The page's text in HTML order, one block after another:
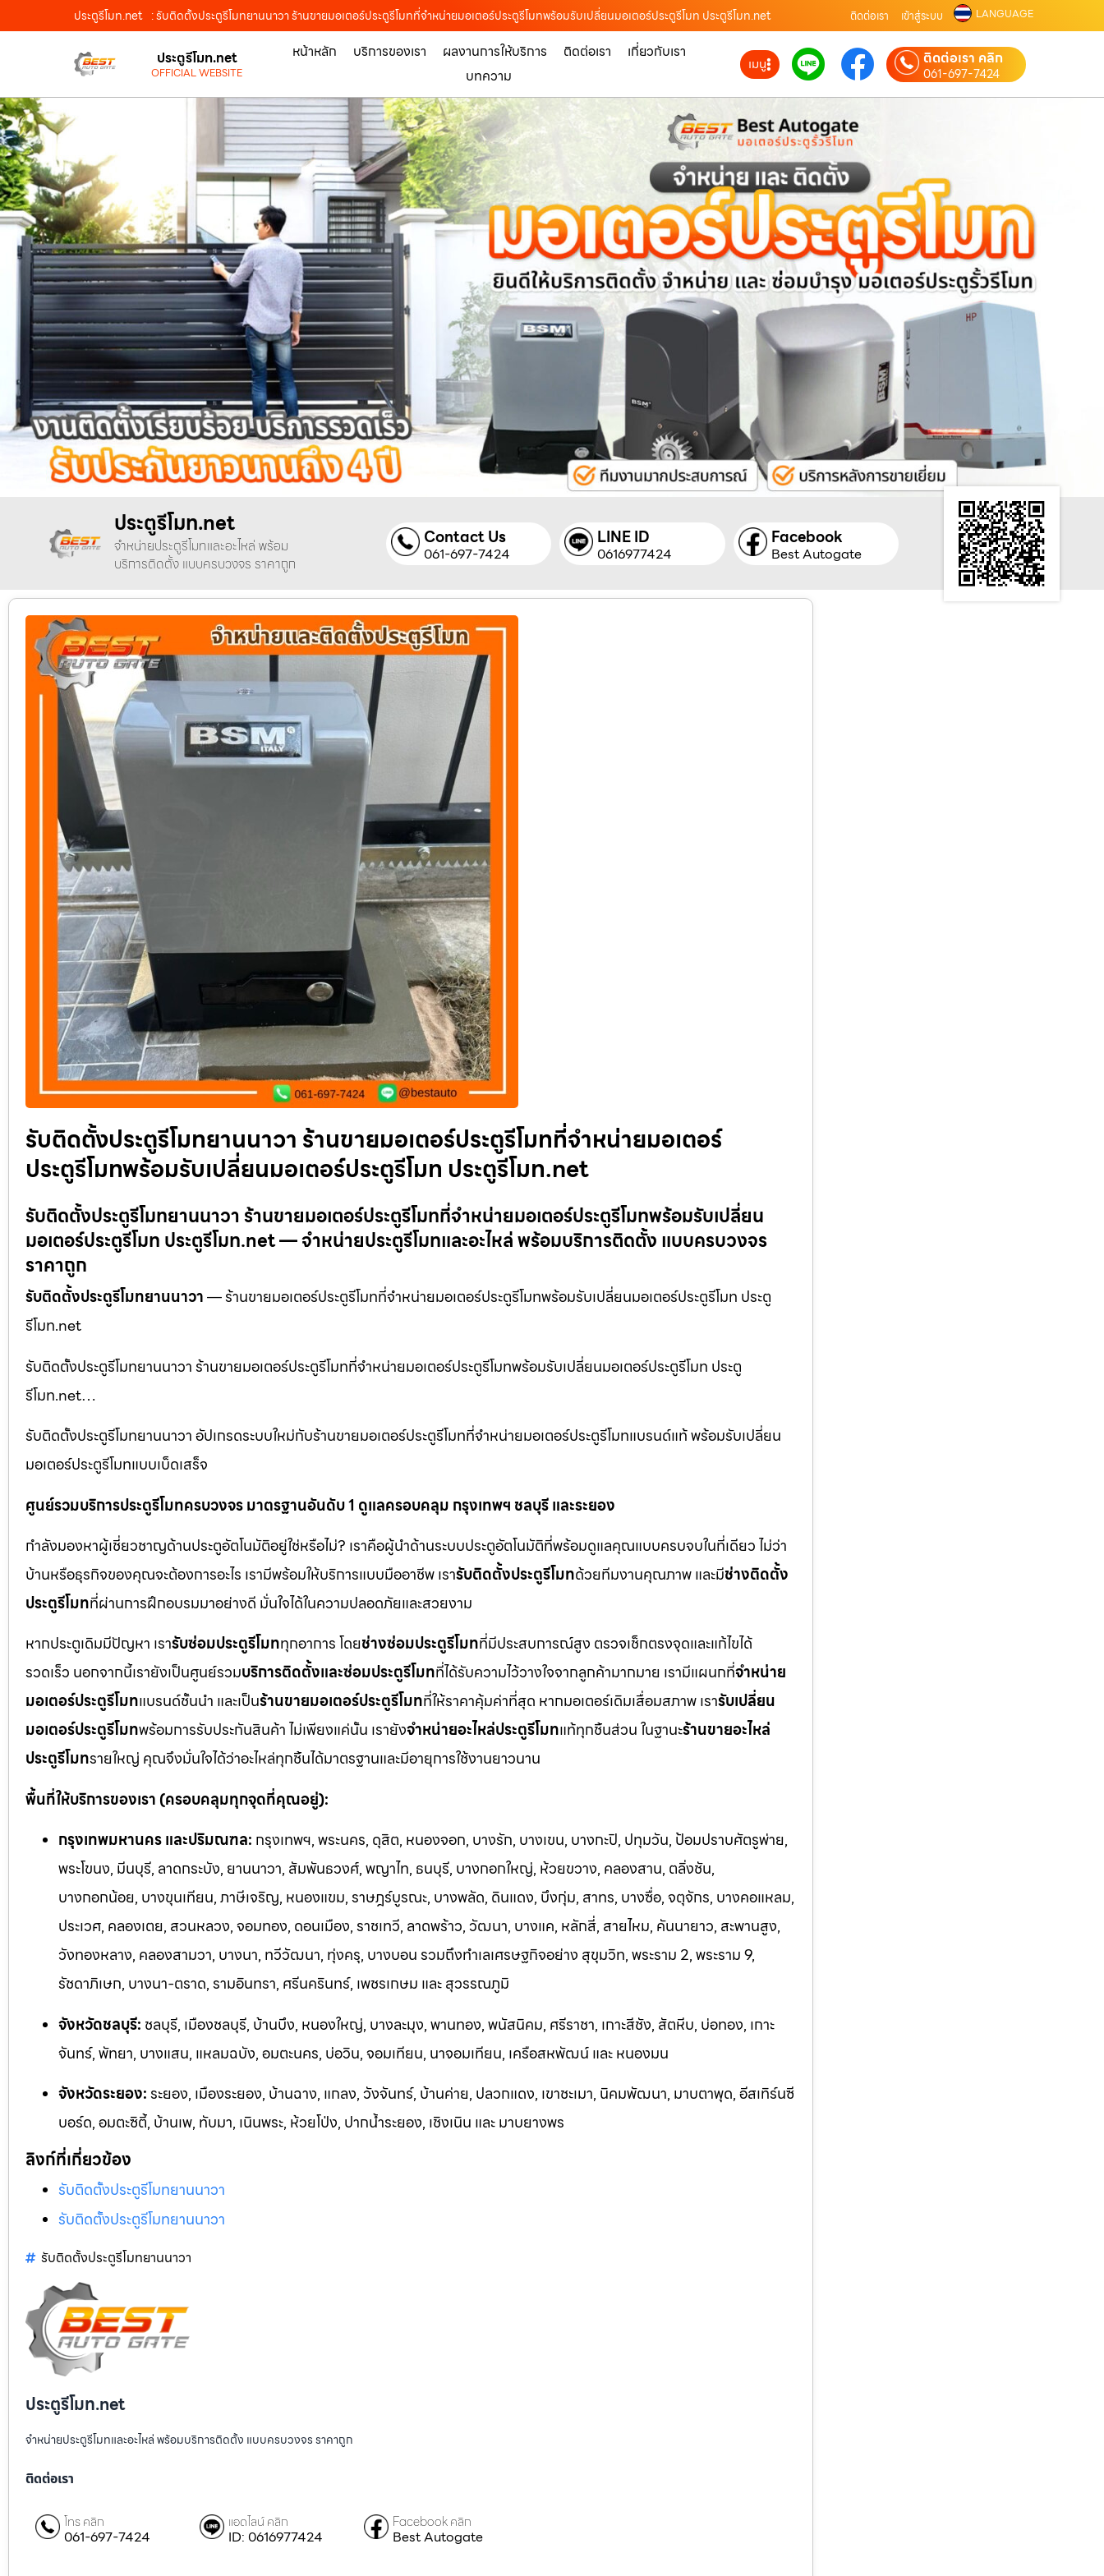
ประตูรีโมท.net : รับติดตั้งประตูรีโมทยานนาวา ร้านขายมอเตอร์ประตูรีโมทที่จำหน่ายมอเตอร์ประตูรีโมทพร้อมรับเปลี่ยนมอเตอร์ประตูรีโมท ประตูรีโมท.net ติดต่อเรา เข้าสู่ระบบ LANGUAGE
ประตูรีโมท.net
OFFICIAL WEBSITE
หน้าหลัก บริการของเรา ผลงานการให้บริการ ติดต่อเรา
เกี่ยวกับเรา
บทความ
เมนู ติดต่อเรา คลิก
061-697-7424
ประตูรีโมท.net
จำหน่ายประตูรีโมทและอะไหล่ พร้อม
บริการติดตั้ง แบบครบวงจร ราคาถูก
Contact Us
061-697-7424
LINE ID
0616977424
Facebook
Best Autogate
รับติดตั้งประตูรีโมทยานนาวา ร้านขายมอเตอร์ประตูรีโมทที่จำหน่ายมอเตอร์
ประตูรีโมทพร้อมรับเปลี่ยนมอเตอร์ประตูรีโมท ประตูรีโมท.net
รับติดตั้งประตูรีโมทยานนาวา ร้านขายมอเตอร์ประตูรีโมทที่จำหน่ายมอเตอร์ประตูรีโมทพร้อมรับเปลี่ยน
มอเตอร์ประตูรีโมท ประตูรีโมท.net — จำหน่ายประตูรีโมทและอะไหล่ พร้อมบริการติดตั้ง แบบครบวงจร
ราคาถูก
รับติดตั้งประตูรีโมทยานนาวา— ร้านขายมอเตอร์ประตูรีโมทที่จำหน่ายมอเตอร์ประตูรีโมทพร้อมรับเปลี่ยนมอเตอร์ประตูรีโมท ประตู
รีโมท.net
รับติดตั้งประตูรีโมทยานนาวา ร้านขายมอเตอร์ประตูรีโมทที่จำหน่ายมอเตอร์ประตูรีโมทพร้อมรับเปลี่ยนมอเตอร์ประตูรีโมท ประตู
รีโมท.net…
รับติดตั้งประตูรีโมทยานนาวา อัปเกรดระบบใหม่กับร้านขายมอเตอร์ประตูรีโมทที่จำหน่ายมอเตอร์ประตูรีโมทแบรนด์แท้ พร้อมรับเปลี่ยน
มอเตอร์ประตูรีโมทแบบเบ็ดเสร็จ
ศูนย์รวมบริการประตูรีโมทครบวงจร มาตรฐานอันดับ 1 ดูแลครอบคลุม กรุงเทพฯ ชลบุรี และระยอง
กำลังมองหาผู้เชี่ยวชาญด้านประตูอัตโนมัติอยู่ใช่หรือไม่? เราคือผู้นำด้านระบบประตูอัตโนมัติที่พร้อมดูแลคุณแบบครบจบในที่เดียว ไม่ว่า
บ้านหรือธุรกิจของคุณจะต้องการอะไร เรามีพร้อมให้บริการแบบมืออาชีพ เรารับติดตั้งประตูรีโมทด้วยทีมงานคุณภาพ และมีช่างติดตั้ง
ประตูรีโมทที่ผ่านการฝึกอบรมมาอย่างดี มั่นใจได้ในความปลอดภัยและสวยงาม
หากประตูเดิมมีปัญหา เรารับซ่อมประตูรีโมททุกอาการ โดยช่างซ่อมประตูรีโมทที่มีประสบการณ์สูง ตรวจเช็กตรงจุดและแก้ไขได้
รวดเร็ว นอกจากนี้เรายังเป็นศูนย์รวมบริการติดตั้งและซ่อมประตูรีโมทที่ได้รับความไว้วางใจจากลูกค้ามากมาย เรามีแผนกที่จำหน่าย
มอเตอร์ประตูรีโมทแบรนด์ชั้นนำ และเป็นร้านขายมอเตอร์ประตูรีโมทที่ให้ราคาคุ้มค่าที่สุด หากมอเตอร์เดิมเสื่อมสภาพ เรารับเปลี่ยน
มอเตอร์ประตูรีโมทพร้อมการรับประกันสินค้า ไม่เพียงแค่นั้น เรายังจำหน่ายอะไหล่ประตูรีโมทแท้ทุกชิ้นส่วน ในฐานะร้านขายอะไหล่
ประตูรีโมทรายใหญ่ คุณจึงมั่นใจได้ว่าอะไหล่ทุกชิ้นได้มาตรฐานและมีอายุการใช้งานยาวนาน
พื้นที่ให้บริการของเรา (ครอบคลุมทุกจุดที่คุณอยู่):
กรุงเทพมหานคร และปริมณฑล: กรุงเทพฯ, พระนคร, ดุสิต, หนองจอก, บางรัก, บางเขน, บางกะปิ, ปทุมวัน, ป้อมปราบศัตรูพ่าย,
พระโขนง, มีนบุรี, ลาดกระบัง, ยานนาวา, สัมพันธวงศ์, พญาไท, ธนบุรี, บางกอกใหญ่, ห้วยขวาง, คลองสาน, ตลิ่งชัน,
บางกอกน้อย, บางขุนเทียน, ภาษีเจริญ, หนองแขม, ราษฎร์บูรณะ, บางพลัด, ดินแดง, บึงกุ่ม, สาทร, บางซื่อ, จตุจักร, บางคอแหลม,
ประเวศ, คลองเตย, สวนหลวง, จอมทอง, ดอนเมือง, ราชเทวี, ลาดพร้าว, วัฒนา, บางแค, หลักสี่, สายไหม, คันนายาว, สะพานสูง,
วังทองหลาง, คลองสามวา, บางนา, ทวีวัฒนา, ทุ่งครุ, บางบอน รวมถึงทำเลเศรษฐกิจอย่าง สุขุมวิท, พระราม 2, พระราม 9,
รัชดาภิเษก, บางนา-ตราด, รามอินทรา, ศรีนครินทร์, เพชรเกษม และ สุวรรณภูมิ
จังหวัดชลบุรี: ชลบุรี, เมืองชลบุรี, บ้านบึง, หนองใหญ่, บางละมุง, พานทอง, พนัสนิคม, ศรีราชา, เกาะสีชัง, สัตหีบ, บ่อทอง, เกาะ
จันทร์, พัทยา, บางแสน, แหลมฉบัง, อมตะนคร, บ่อวิน, จอมเทียน, นาจอมเทียน, เครือสหพัฒน์ และ หนองมน
จังหวัดระยอง:ระยอง, เมืองระยอง, บ้านฉาง, แกลง, วังจันทร์, บ้านค่าย, ปลวกแดง, เขาชะเมา, นิคมพัฒนา, มาบตาพุด, อีสเทิร์นซี
บอร์ด,อมตะซิตี้, บ้านเพ, ทับมา, เนินพระ, ห้วยโป่ง, ปากน้ำระยอง, เชิงเนิน และ มาบยางพร
ลิงก์ที่เกี่ยวข้อง
รับติดตั้งประตูรีโมทยานนาวา
รับติดตั้งประตูรีโมทยานนาวา
รับติดตั้งประตูรีโมทยานนาวา
ประตูรีโมท.net
จำหน่ายประตูรีโมทและอะไหล่ พร้อมบริการติดตั้ง แบบครบวงจร ราคาถูก
ติดต่อเรา
โทร คลิก
061-697-7424
แอดไลน์ คลิก
ID: 0616977424
Facebook คลิก
Best Autogate